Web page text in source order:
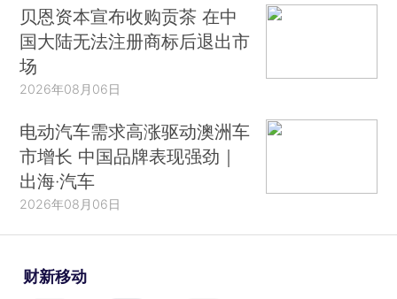
贝恩资本宣布收购贡茶 在中
国大陆无法注册商标后退出市
场
2026年08月06日
电动汽车需求高涨驱动澳洲车
市增长 中国品牌表现强劲｜
出海·汽车
2026年08月06日
财新移动